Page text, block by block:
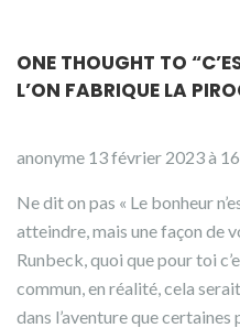
ONE THOUGHT TO
L’ON FABRIQUE LA
anonyme 13 février 2023 à
Ne dit on pas « Le bonheur
atteindre, mais une façon de
Runbeck, quoi que pour toi
commun, en réalité, cela
dans l’aventure que certaines